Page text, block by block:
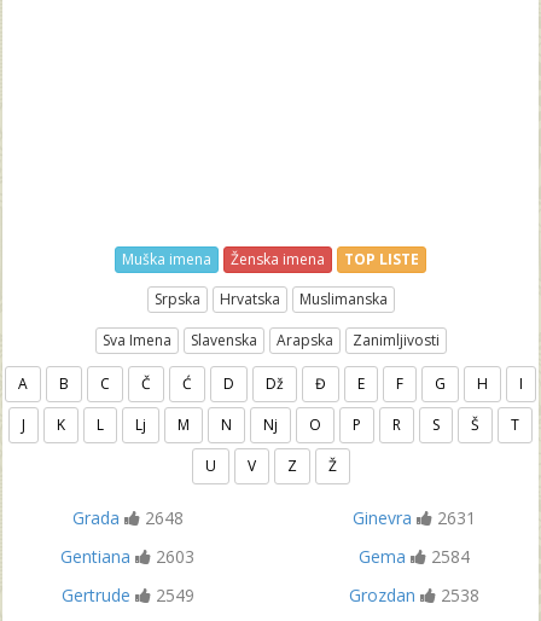
Muška imena Ženska imena
TOP LISTE
Srpska
Hrvatska
Muslimanska
Sva Imena
Slavenska Arapska Zanimljivosti
A B C Č Ć D Dž Đ E F G H
I
J
K L Lj M N Nj O P R S Š
T
U
V Z Ž
Grada 2648 Ginevra
2631
Gentiana
2603 Gema
2584
Gertrude
2549 Grozdan
2538